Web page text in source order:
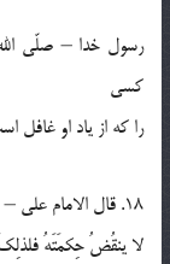
رسول خدا – صلّي الله
کسي
را كه از ياد او
18. قال الامام علي – عليه السّلام – : إنَّ كَرَمَ اللهِ سبحانَهُ
لا ينقُضُ حِكمَتَهُ